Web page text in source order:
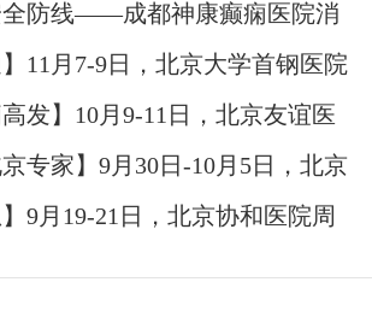
全防线——成都神康癫痫医院消
】11月7-9日，北京大学首钢医院
授亲临成都会诊，破解癫痫疑难
高发】10月9-11日，北京友谊医
会诊+治疗援助，破解癫痫难
京专家】9月30日-10月5日，北京
两大专家蓉城亲诊+癫痫大额救
】9月19-21日，北京协和医院周